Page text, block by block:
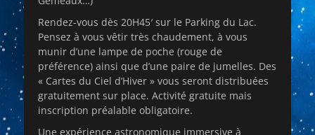
Rendez-vous dès 20H45′ sur le Parking du Lac.
Pensez à vous vêtir très chaudement, à vous
munir d’une lampe de poche (rouge de
préférence) ainsi que d’une paire de jumelles. Des
« Cartes du Ciel d’Hiver » vous seront distribuées
gratuitement sur place. Activité gratuite mais
inscription préalable obligatoire.
Une expérience astronomique immersive à